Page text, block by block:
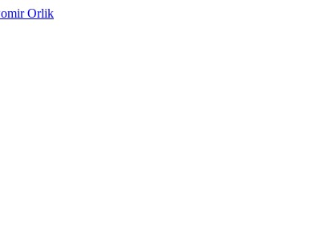
Orlik